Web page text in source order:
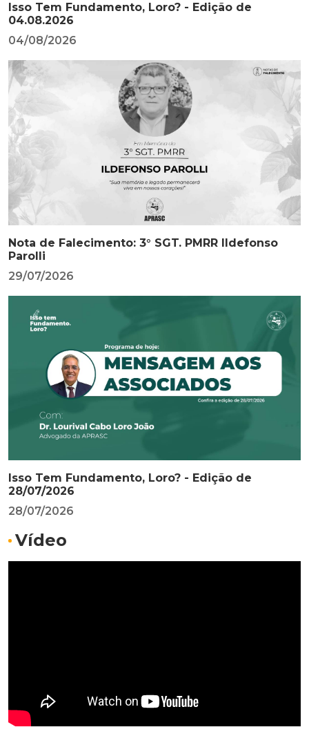
Isso Tem Fundamento, Loro? - Edição de
04.08.2026
04/08/2026
Nota de Falecimento: 3° SGT. PMRR Ildefonso
Parolli
29/07/2026
Isso Tem Fundamento, Loro? - Edição de
28/07/2026
28/07/2026
Vídeo